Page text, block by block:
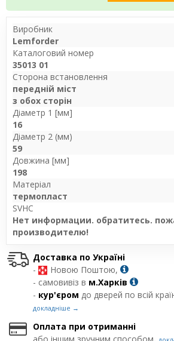
Виробник
Lemforder
Каталоговий номер
35013 01
Сторона встановлення
передній міст
з обох сторін
Діаметр 1 [мм]
16
Діаметр 2 (мм)
59
Довжина [мм]
198
Матеріал
термопласт
SVHC
Нет информации. обратитесь.
производителю!
Доставка по Україні
-
Новою Поштою,
- самовивіз в м.Харків
- кур'єром до дверей по всій
докладніше →
Оплата при отриманні